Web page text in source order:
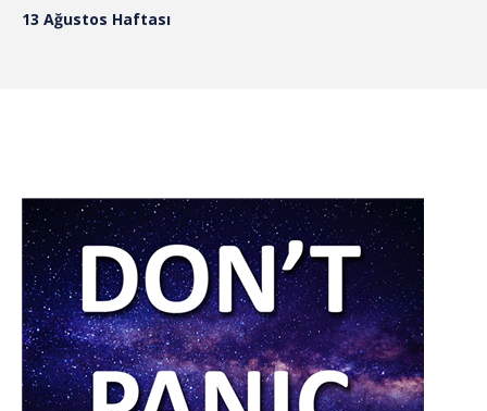
13 Ağustos Haftası